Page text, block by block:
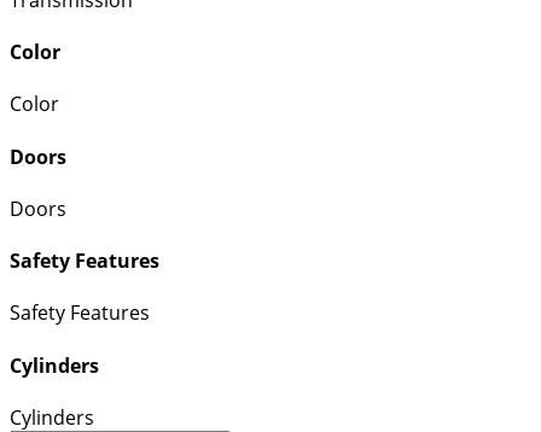
Color
Color
Doors
Doors
Safety Features
Safety Features
Cylinders
Cylinders